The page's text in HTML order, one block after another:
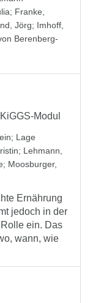
; Franke,
Jörg; Imhoff,
Berenberg-
Modul
; Lage
; Lehmann,
; Moosburger,
Ernährung
jedoch in der
ein. Das
wann, wie